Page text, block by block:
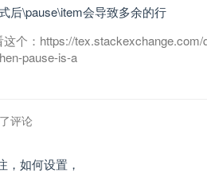
后\pause\item会导致多余的行
这个：https://
pause-is-a
评论
，如何设置，